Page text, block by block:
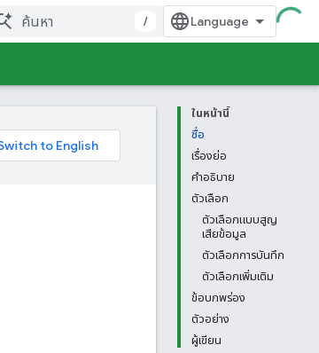
/
ในหน้านี้
ชื่อ
เรื่องย่อ
คำอธิบาย
ตัวเลือก
ตัวเลือกแบบสูญ
เสียข้อมูล
ตัวเลือกการบันทึก
ตัวเลือกเพิ่มเติม
ข้อบกพร่อง
ตัวอย่าง
ผู้เขียน